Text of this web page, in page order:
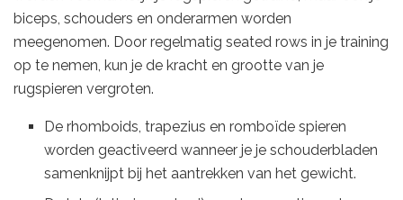
biceps, schouders en onderarmen worden
meegenomen. Door regelmatig seated rows in je training
op te nemen, kun je de kracht en grootte van je
rugspieren vergroten.
De rhomboids, trapezius en romboïde spieren
worden geactiveerd wanneer je je schouderbladen
samenknijpt bij het aantrekken van het gewicht.